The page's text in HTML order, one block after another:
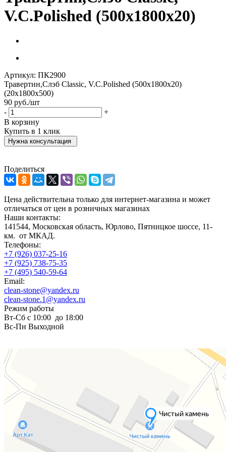
V.С.Polished (500х1800х20)
Артикул: ПК2900
Травертин,Слэб Classic, V.С.Polished (500х1800х20)
(20х1800х500)
90 руб./шт
-
+
В корзину
Купить в 1 клик
Нужна консультация
Поделиться
Цена действительна только для интернет-магазина и может
отличаться от цен в розничных магазинах
Наши контакты:
141544, Московская область, Юрлово, Пятницкое шоссе, 11-
км. от МКАД.
Телефоны:
+7 (926) 037-25-16
+7 (925) 738-75-35
+7 (495) 540-59-64
Email:
clean-stone@yandex.ru
clean-stone.1@yandex.ru
Режим работы
Вт-Сб с 10:00 до 18:00
Вс-Пн Выходной